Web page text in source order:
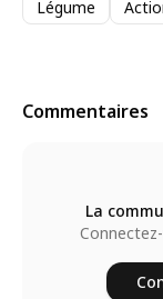
Légume
Commentaires
La